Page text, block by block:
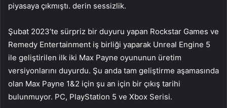
piyasaya çıkmıştı. derin sessizlik.
Şubat 2023’te sürpriz bir duyuru yapan Rockstar Games ve
Remedy Entertainment iş birliği yaparak Unreal Engine 5
ile geliştirilen ilk iki Max Payne oyununun üretim
versiyonlarını duyurdu. Şu anda tam geliştirme aşamasında
olan Max Payne 1&2 için şu an için bir çıkış tarihi
bulunmuyor. PC, PlayStation 5 ve Xbox Serisi.